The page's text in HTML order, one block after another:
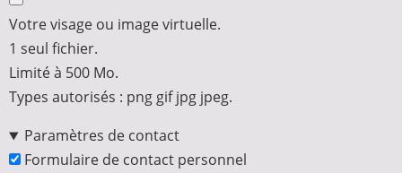
Votre visage ou image virtuelle.
1 seul fichier.
Limité à 500 Mo.
Types autorisés : png gif jpg jpeg.
Paramètres de contact
Formulaire de contact personnel